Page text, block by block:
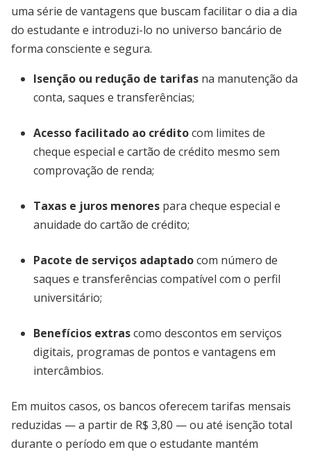
uma série de vantagens que buscam facilitar o dia a dia
do estudante e introduzi-lo no universo bancário de
forma consciente e segura.
Isenção ou redução de tarifas na manutenção da
conta, saques e transferências;
Acesso facilitado ao créditocom limites de
cheque especial e cartão de crédito mesmo sem
comprovação de renda;
Taxas e juros menores para cheque especial e
anuidade do cartão de crédito;
Pacote de serviços adaptadocom número de
saques e transferências compatível com o perfil
universitário;
Benefícios extrascomo descontos em serviços
digitais, programas de pontos e vantagens em
intercâmbios.
Em muitos casos, os bancos oferecem tarifas mensais
reduzidas — a partir de R$ 3,80 — ou até isenção total
durante o período em que o estudante mantém